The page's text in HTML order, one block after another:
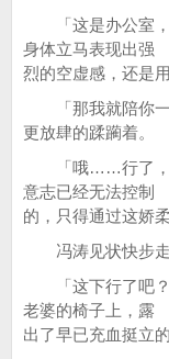
「这是办公室，
身体立马表现出强
烈的空虚感，还是
「那我就陪你一
更放肆的蹂躏着。
「哦……行了，
意志已经无法控制
的，只得通过这娇
冯涛见状快步走
「这下行了吧？
老婆的椅子上，露
出了早已充血挺立